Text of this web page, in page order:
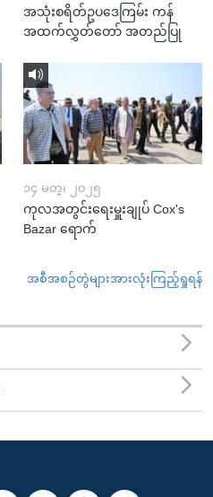
အသုံးစရိတ်ဥပဒေကြမ်း ကန်
အထက်လွှတ်တော် အတည်ပြု
၁၄ မတ္၊ ၂၀၂၅
ကုလအတွင်းရေးမှူးချုပ် Cox's
Bazar ရောက်
အစီအစဉ်တွဲများအားလုံးကြည့်ရှုရန်